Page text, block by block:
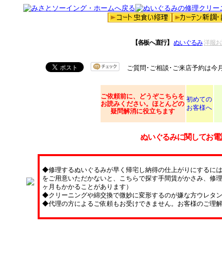
【各板へ直行】 ぬいぐるみ 洋服
ご質問･ご相談･ご来店予約は今
ご依頼前に、どうぞこちらを
お読みください。ほとんどの
疑問解消に役立ちます
初めての
お客様へ
ぬいぐるみに関してお
◆修理するぬいぐるみが早く帰宅し納得の仕上がりにするに
をご用意いただかないと、こちらで探す手間賃がかさみ、修
ヶ月もかかることがあります）
◆クリーニングや綿交換で微妙に変形するのが嫌な方ウレタ
◆代理の方によるご依頼もお受けできません。お客様のご理